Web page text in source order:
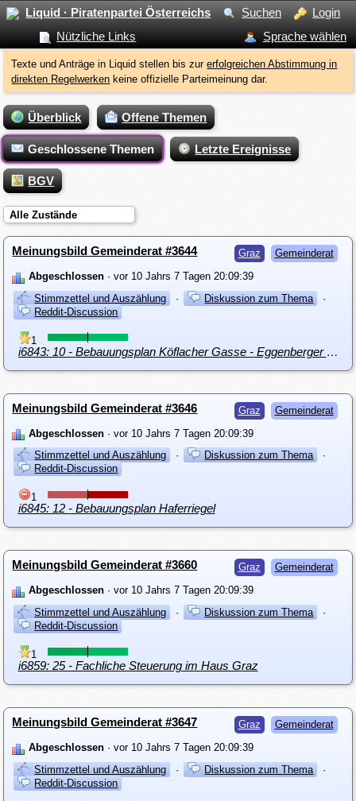
Liquid · Piratenpartei Österreichs Suchen
Login
Nützliche Links
Sprache wählen
Texte und Anträge in Liquid stellen bis zurerfolgreichen Abstimmung in
direkten Regelwerken keine offizielle Parteimeinung dar.
Überblick Offene Themen
Geschlossene Themen Letzte Ereignisse
BGV
Alle Zustände
Graz Gemeinderat
Meinungsbild Gemeinderat #3644
Abgeschlossen · vor 10 Jahrs 7 Tagen 20:09:39
Stimmzettel und Auszählung
· Diskussion zum Thema
·
Reddit-Discussion
1
i6843: 10 - Bebauungsplan Köflacher Gasse - Eggenberger Straße
Graz Gemeinderat
Meinungsbild Gemeinderat #3646
Abgeschlossen · vor 10 Jahrs 7 Tagen 20:09:39
Stimmzettel und Auszählung
· Diskussion zum Thema
·
Reddit-Discussion
1
i6845: 12 - Bebauungsplan Haferriegel
Graz Gemeinderat
Meinungsbild Gemeinderat #3660
Abgeschlossen · vor 10 Jahrs 7 Tagen 20:09:39
Stimmzettel und Auszählung
· Diskussion zum Thema
·
Reddit-Discussion
1
i6859: 25 - Fachliche Steuerung im Haus Graz
Graz Gemeinderat
Meinungsbild Gemeinderat #3647
Abgeschlossen · vor 10 Jahrs 7 Tagen 20:09:39
Stimmzettel und Auszählung
· Diskussion zum Thema
·
Reddit-Discussion